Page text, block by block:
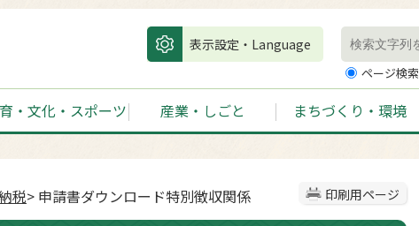
表示設定・Language
ページ検索
・文化・スポーツ 産業・しごと まちづくり・環境
印刷用ページ
税> 申請書ダウンロード特別徴収関係